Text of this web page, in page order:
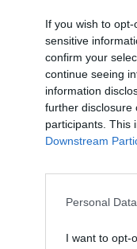
If you wish to
sensitive
confirm your
continue seeing
information
further disclosure
participants. This
Downstream
Personal
I want to opt-
+
+